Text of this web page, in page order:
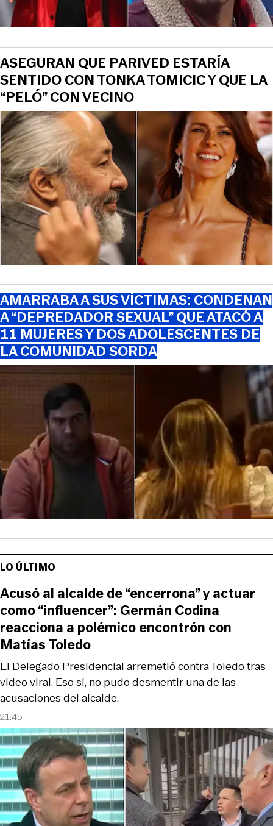
ASEGURAN QUE PARIVED ESTARÍA
SENTIDO CON TONKA TOMICIC Y QUE LA
“PELÓ” CON VECINO
AMARRABA A SUS VÍCTIMAS: CONDENAN
A “DEPREDADOR SEXUAL” QUE ATACÓ A
11 MUJERES Y DOS ADOLESCENTES DE
LA COMUNIDAD SORDA
LO ÚLTIMO
21:45
El Delegado Presidencial arremetió contra Toledo tras
video viral. Eso sí, no pudo desmentir una de las
acusaciones del alcalde.
Acusó al alcalde de “encerrona” y actuar
como “influencer”: Germán Codina
reacciona a polémico encontrón con
Matías Toledo